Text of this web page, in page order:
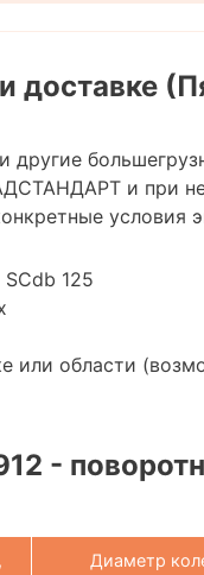
доставке
другие
и при
условия
125
или области
-
Диаметр